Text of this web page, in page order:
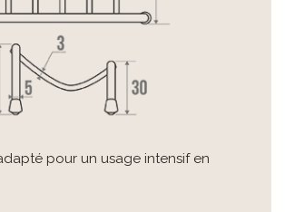
pour un usage intensif en